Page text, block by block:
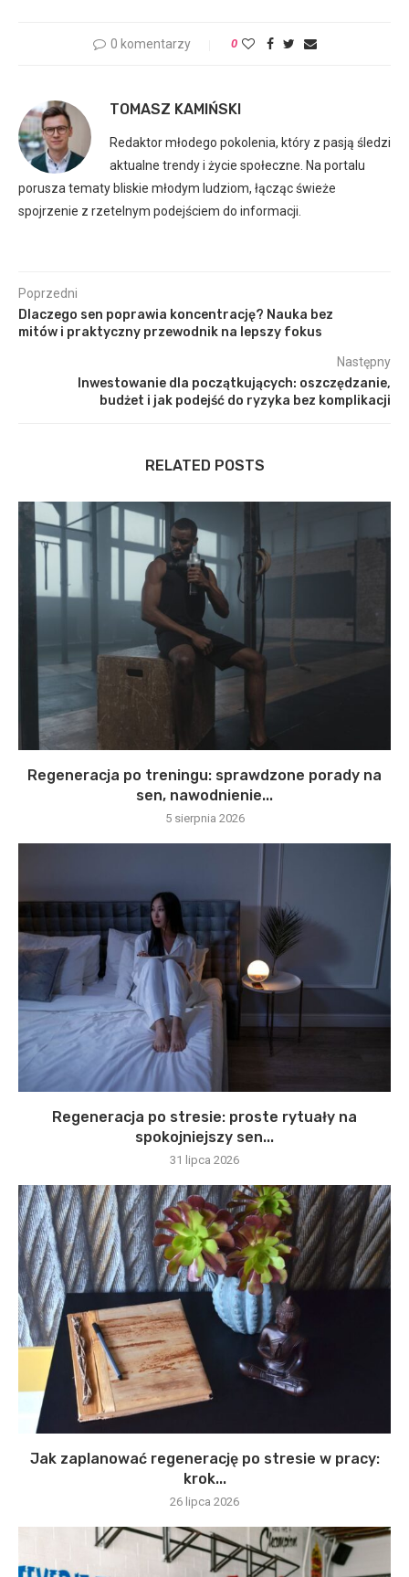
0 komentarzy 0
TOMASZ KAMIŃSKI
Redaktor młodego pokolenia, który z pasją śledzi
aktualne trendy i życie społeczne. Na portalu
porusza tematy bliskie młodym ludziom, łącząc świeże
spojrzenie z rzetelnym podejściem do informacji.
Poprzedni
Dlaczego sen poprawia koncentrację? Nauka bez
mitów i praktyczny przewodnik na lepszy fokus
Następny
Inwestowanie dla początkujących: oszczędzanie,
budżet i jak podejść do ryzyka bez komplikacji
RELATED POSTS
Regeneracja po treningu: sprawdzone porady na
sen, nawodnienie...
5 sierpnia 2026
Regeneracja po stresie: proste rytuały na
spokojniejszy sen...
31 lipca 2026
Jak zaplanować regenerację po stresie w pracy:
krok...
26 lipca 2026